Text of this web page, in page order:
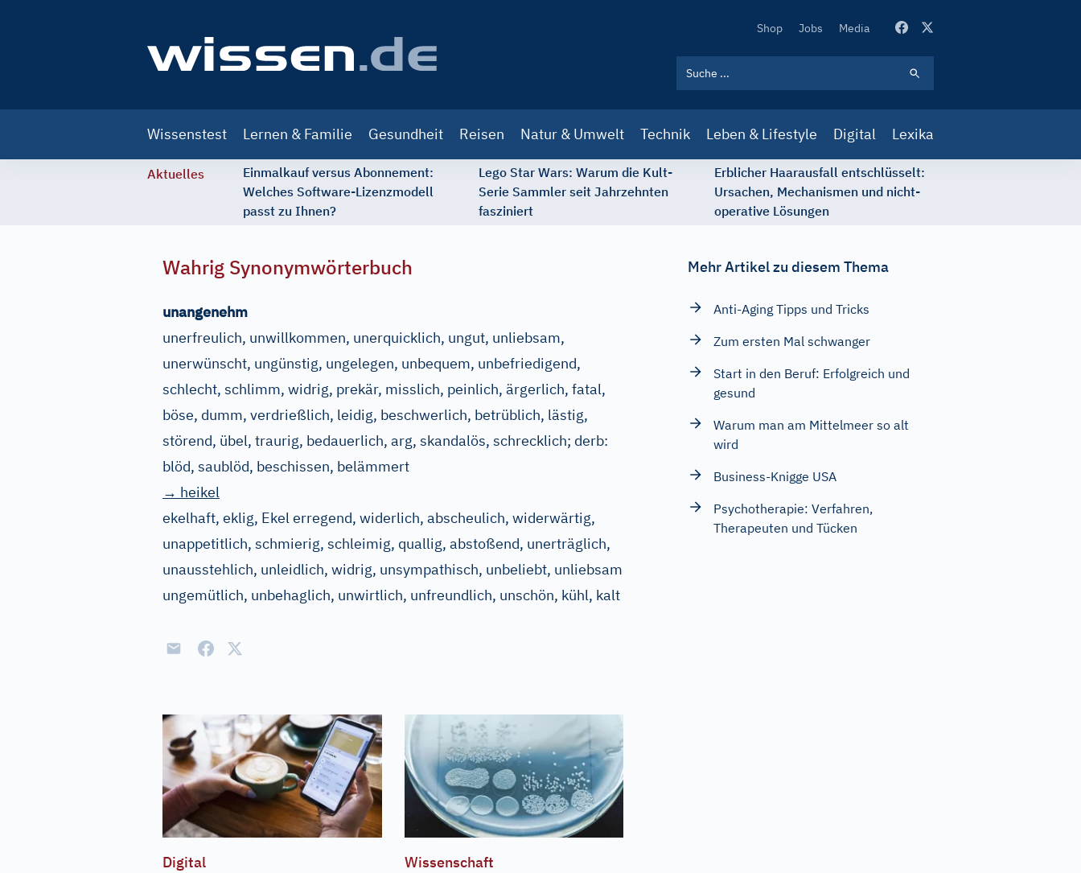
Secondary
Shop Jobs Media
navigation
Wissenstest Lernen & Familie Gesundheit Reisen Natur & Umwelt Technik Leben & Lifestyle Digital Lexika
Aktuelles
Einmalkauf versus Abonnement:
Welches Software-Lizenzmodell
passt zu Ihnen?
Lego Star Wars: Warum die Kult-
Serie Sammler seit Jahrzehnten
fasziniert
Erblicher Haarausfall entschlüsselt:
Ursachen, Mechanismen und nicht-
operative Lösungen
Wahrig Synonymwörterbuch
unangenehm
unerfreulich, unwillkommen, unerquicklich, ungut, unliebsam,
unerwünscht, ungünstig, ungelegen, unbequem, unbefriedigend,
schlecht, schlimm, widrig, prekär, misslich, peinlich, ärgerlich, fatal,
böse, dumm, verdrießlich, leidig, beschwerlich, betrüblich, lästig,
störend, übel, traurig, bedauerlich, arg, skandalös, schrecklich; derb:
blöd, saublöd, beschissen, belämmert
→ heikel
ekelhaft, eklig, Ekel erregend, widerlich, abscheulich, widerwärtig,
unappetitlich, schmierig, schleimig, quallig, abstoßend, unerträglich,
unausstehlich, unleidlich, widrig, unsympathisch, unbeliebt, unliebsam
ungemütlich, unbehaglich, unwirtlich, unfreundlich, unschön, kühl, kalt
Digital Wissenschaft
Mehr Artikel zu diesem Thema
Anti-Aging Tipps und Tricks
Zum ersten Mal schwanger
Start in den Beruf: Erfolgreich und
gesund
Warum man am Mittelmeer so alt
wird
Business-Knigge USA
Psychotherapie: Verfahren,
Therapeuten und Tücken